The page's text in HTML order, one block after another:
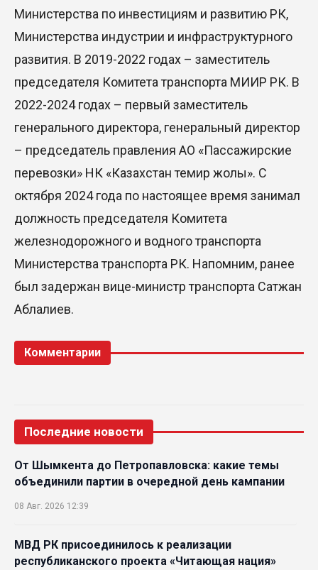
Министерства по инвестициям и развитию РК,
Министерства индустрии и инфраструктурного
развития. В 2019-2022 годах – заместитель
председателя Комитета транспорта МИИР РК. В
2022-2024 годах – первый заместитель
генерального директора, генеральный директор
– председатель правления АО «Пассажирские
перевозки» НК «Казахстан темир жолы». С
октября 2024 года по настоящее время занимал
должность председателя Комитета
железнодорожного и водного транспорта
Министерства транспорта РК. Напомним, ранее
был задержан вице-министр транспорта Сатжан
Аблалиев.
Комментарии
Последние новости
От Шымкента до Петропавловска: какие темы
объединили партии в очередной день кампании
08 Авг. 2026 12:39
МВД РК присоединилось к реализации
республиканского проекта «Читающая нация»